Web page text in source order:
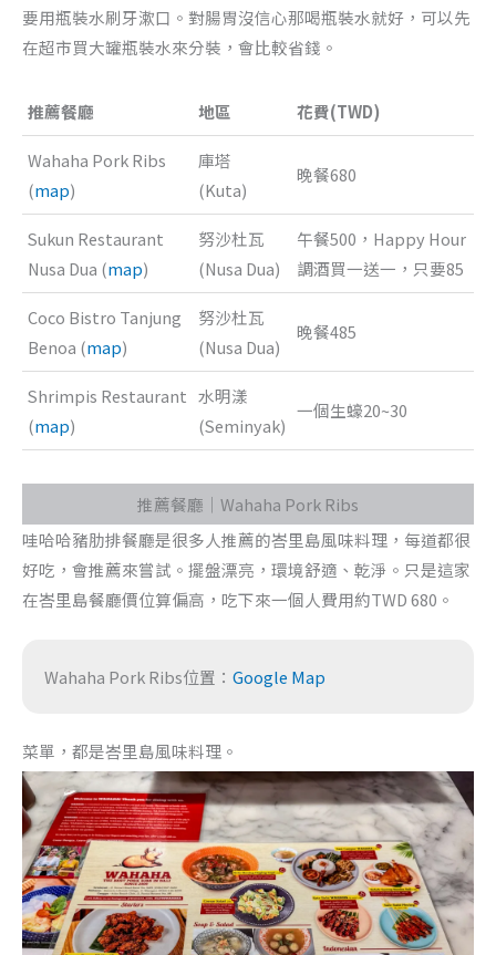
要用瓶裝水刷牙漱口。對腸胃沒信心那喝瓶裝水就好，可以先
在超市買大罐瓶裝水來分裝，會比較省錢。
推薦餐廳 地區 花費(TWD)
Wahaha Pork Ribs
(map)
庫塔
(Kuta)
晚餐680
Sukun Restaurant
Nusa Dua (map)
努沙杜瓦
(Nusa Dua)
午餐500，Happy Hour
調酒買一送一，只要85
Coco Bistro Tanjung
Benoa (map)
努沙杜瓦
(Nusa Dua)
晚餐485
Shrimpis Restaurant
(map)
水明漾
(Seminyak)
一個生蠔20~30
推薦餐廳｜Wahaha Pork Ribs
哇哈哈豬肋排餐廳是很多人推薦的峇里島風味料理，每道都很
好吃，會推薦來嘗試。擺盤漂亮，環境舒適、乾淨。只是這家
在峇里島餐廳價位算偏高，吃下來一個人費用約TWD 680。
Wahaha Pork Ribs位置： Google Map
菜單，都是峇里島風味料理。